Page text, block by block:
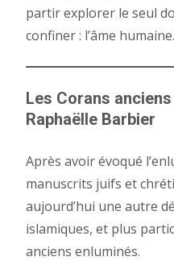
partir explorer le seul
confiner : l’âme humaine.
Les Corans
Raphaëlle Barbier
Après avoir évoqué
manuscrits juifs et
aujourd’hui une autre
islamiques, et plus
anciens enluminés.